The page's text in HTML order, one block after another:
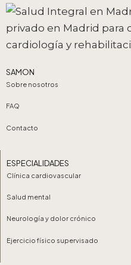
SAMON
Sobre nosotros
FAQ
Contacto
ESPECIALIDADES
Clínica cardiovascular
Salud mental
Neurología y dolor crónico
Ejercicio físico supervisado